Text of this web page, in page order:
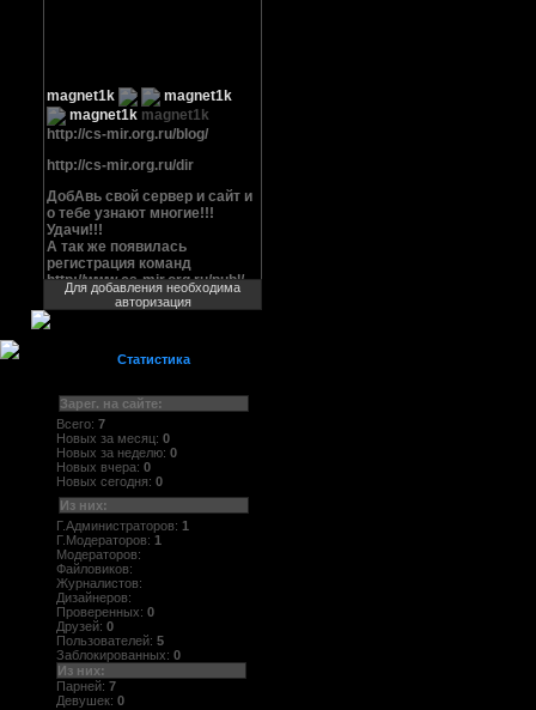
Для добавления необходима
авторизация
Статистика
Зарег. на сайте:
Всего: 7
Новых за месяц: 0
Новых за неделю: 0
Новых вчера: 0
Новых сегодня: 0
Из них:
Г.Администраторов: 1
Г.Модераторов: 1
Модераторов:
Файловиков:
Журналистов:
Дизайнеров:
Проверенных: 0
Друзей: 0
Пользователей: 5
Заблокированных: 0
Из них:
Парней: 7
Девушек: 0